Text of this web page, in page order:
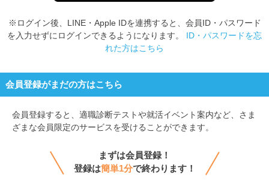
※ログイン後、LINE・Apple IDを連携すると、会員ID・パスワード
を入力せずにログインできるようになります。 ID・パスワードを忘
れた方はこちら
会員登録がまだの方はこちら
会員登録すると、 適職診断テストや就活イベント案内など、さま
ざまな会員限定のサービスを受けることができます。
まずは会員登録！
登録は簡単1分で終わります！